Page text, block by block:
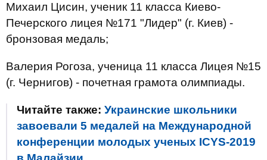
Михаил Цисин, ученик 11 класса Киево-
Печерского лицея №171 "Лидер" (г. Киев) -
бронзовая медаль;
Валерия Рогоза, ученица 11 класса Лицея №15
(г. Чернигов) - почетная грамота олимпиады.
Читайте также: Украинские школьники
завоевали 5 медалей на Международной
конференции молодых ученых ICYS-2019